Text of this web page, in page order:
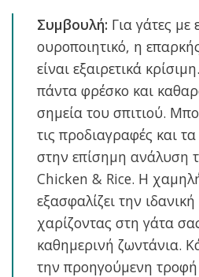
Συμβουλή: Για γάτες με
ουροποιητικό, η
είναι εξαιρετικά
πάντα φρέσκο και
σημεία του σπιτιού.
τις προδιαγραφές και
στην επίσημη ανάλυση
Chicken & Rice. Η
εξασφαλίζει την
χαρίζοντας στη γάτα
καθημερινή ζωντάνια.
την προηγούμενη